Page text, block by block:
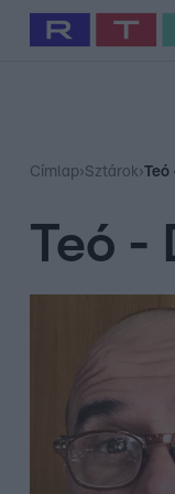
Babits Marcella
Címlap›Sztárok›Teó
Teó -